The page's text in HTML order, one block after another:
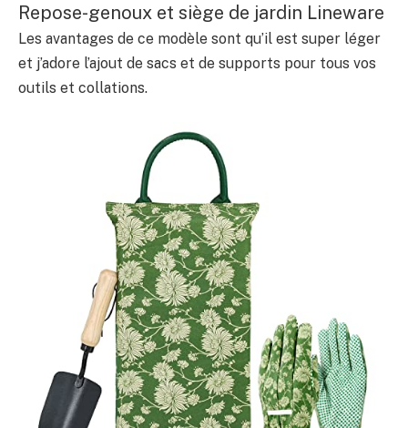
Repose-genoux et siège de jardin Lineware
Les avantages de ce modèle sont qu’il est super léger
et j’adore l’ajout de sacs et de supports pour tous vos
outils et collations.